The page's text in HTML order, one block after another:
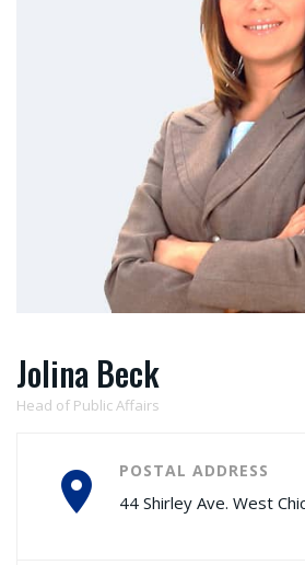
Jolina Beck
Head of Public Affairs
POSTAL ADDRESS
44 Shirley Ave. West